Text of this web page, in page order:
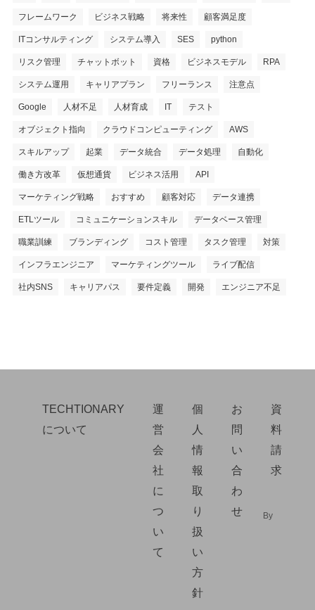
フレームワーク ビジネス戦略 将来性 顧客満足度
ITコンサルティング システム導入 SES python
リスク管理 チャットボット 資格 ビジネスモデル RPA
システム運用 キャリアプラン フリーランス 注意点
Google 人材不足 人材育成 IT テスト
オブジェクト指向 クラウドコンピューティング AWS
スキルアップ 起業 データ統合 データ処理 自動化
働き方改革 仮想通貨 ビジネス活用 API
マーケティング戦略 おすすめ 顧客対応 データ連携
ETLツール コミュニケーションスキル データベース管理
職業訓練 ブランディング コスト管理 タスク管理 対策
インフラエンジニア マーケティングツール ライブ配信
社内SNS キャリアパス 要件定義 開発 エンジニア不足
TECHTIONARY
について
運
営
会
社
に
つ
い
て
個
人
情
報
取
り
扱
い
方
針
お
問
い
合
わ
せ
資
料
請
求
By